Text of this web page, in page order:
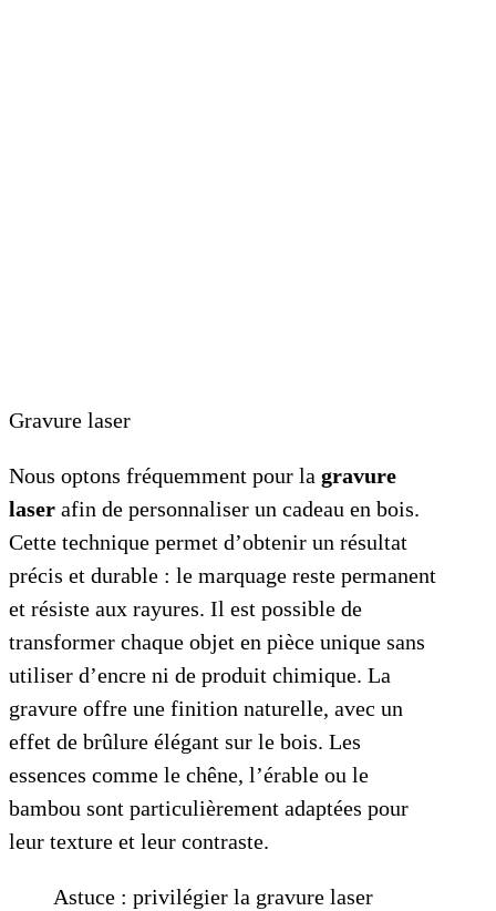
Gravure laser
Nous optons fréquemment pour la gravure
laser afin de personnaliser un cadeau en bois.
Cette technique permet d’obtenir un résultat
précis et durable : le marquage reste permanent
et résiste aux rayures. Il est possible de
transformer chaque objet en pièce unique sans
utiliser d’encre ni de produit chimique. La
gravure offre une finition naturelle, avec un
effet de brûlure élégant sur le bois. Les
essences comme le chêne, l’érable ou le
bambou sont particulièrement adaptées pour
leur texture et leur contraste.
Astuce : privilégier la gravure laser